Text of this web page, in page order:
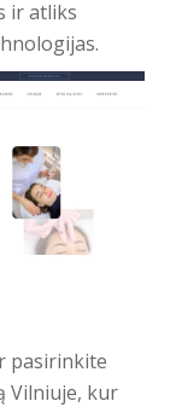
ir atliks
pasirinkite
Vilniuje, kur